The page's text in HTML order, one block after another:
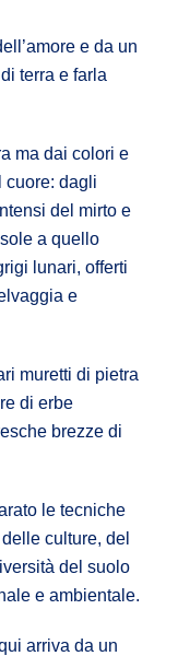
e da un
terra e farla
ma dai colori e
cuore: dagli
del mirto e
a quello
lunari, offerti
e
muretti di pietra
di erbe
brezze di
le tecniche
culture, del
del suolo
e ambientale.
arriva da un